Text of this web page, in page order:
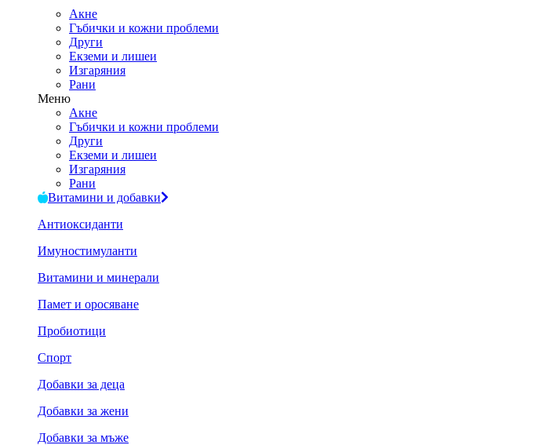
Акне
Гъбички и кожни проблеми
Други
Екземи и лишеи
Изгаряния
Рани
Меню
Акне
Гъбички и кожни проблеми
Други
Екземи и лишеи
Изгаряния
Рани
Витамини и добавки
Антиоксиданти
Имуностимуланти
Витамини и минерали
Памет и оросяване
Пробиотици
Спорт
Добавки за деца
Добавки за жени
Добавки за мъже